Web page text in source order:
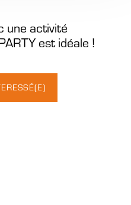
une activité
est idéale !